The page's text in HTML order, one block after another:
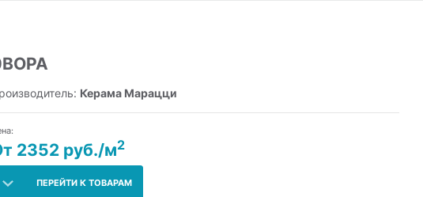
Керама Марацци
2352 руб./м2
ПЕРЕЙТИ К ТОВАРАМ